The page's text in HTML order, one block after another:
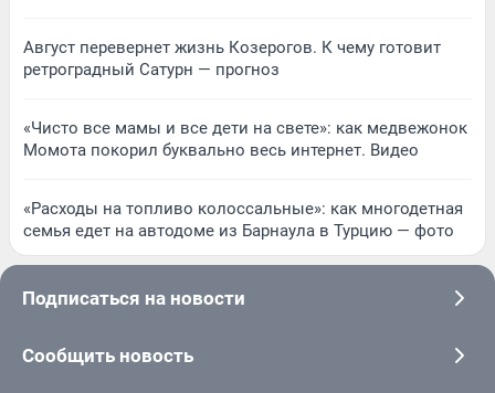
Август перевернет жизнь Козерогов. К чему готовит
ретроградный Сатурн — прогноз
«Чисто все мамы и все дети на свете»: как медвежонок
Момота покорил буквально весь интернет. Видео
«Расходы на топливо колоссальные»: как многодетная
семья едет на автодоме из Барнаула в Турцию — фото
Подписаться на новости
Сообщить новость